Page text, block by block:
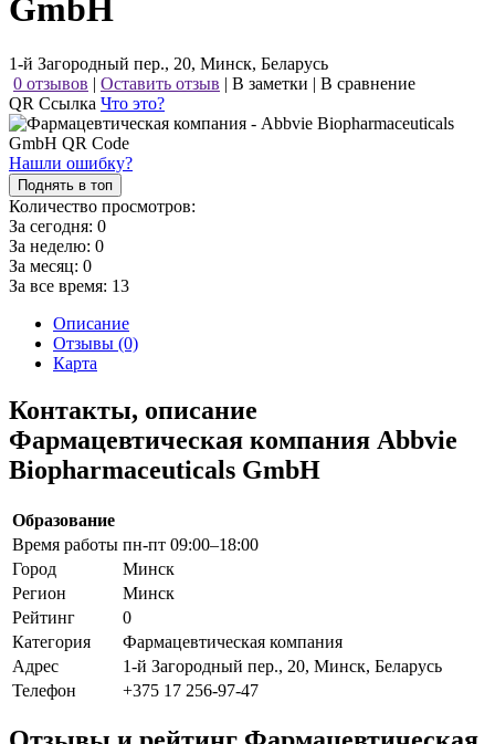
GmbH
1-й Загородный пер., 20, Минск, Беларусь
0 отзывов | Оставить отзыв | В заметки | В сравнение
QR Ссылка Что это?
Нашли ошибку?
Поднять в топ
Количество просмотров:
За сегодня: 0
За неделю: 0
За месяц: 0
За все время: 13
Описание
Отзывы (0)
Карта
Контакты, описание
Фармацевтическая компания Abbvie
Biopharmaceuticals GmbH
Образование
Время работы пн-пт 09:00–18:00
Город
Минск
Регион
Минск
Рейтинг
0
Категория
Фармацевтическая компания
Адрес
1-й Загородный пер., 20, Минск, Беларусь
Телефон
+375 17 256-97-47